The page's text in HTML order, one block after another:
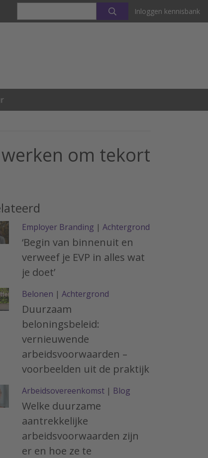
Inloggen kennisbank
om tekort
Employer Branding | Achtergrond
‘Begin van binnenuit en
verweef je EVP in alles wat
je doet’
Belonen | Achtergrond
Duurzaam
beloningsbeleid:
vernieuwende
arbeidsvoorwaarden –
voorbeelden uit de praktijk
Arbeidsovereenkomst | Blog
Welke duurzame
aantrekkelijke
arbeidsvoorwaarden zijn
er en hoe ze te